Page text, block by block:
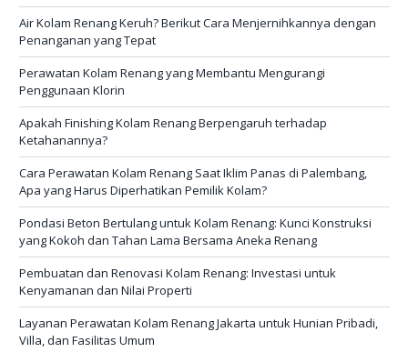
Air Kolam Renang Keruh? Berikut Cara Menjernihkannya dengan
Penanganan yang Tepat
Perawatan Kolam Renang yang Membantu Mengurangi
Penggunaan Klorin
Apakah Finishing Kolam Renang Berpengaruh terhadap
Ketahanannya?
Cara Perawatan Kolam Renang Saat Iklim Panas di Palembang,
Apa yang Harus Diperhatikan Pemilik Kolam?
Pondasi Beton Bertulang untuk Kolam Renang: Kunci Konstruksi
yang Kokoh dan Tahan Lama Bersama Aneka Renang
Pembuatan dan Renovasi Kolam Renang: Investasi untuk
Kenyamanan dan Nilai Properti
Layanan Perawatan Kolam Renang Jakarta untuk Hunian Pribadi,
Villa, dan Fasilitas Umum